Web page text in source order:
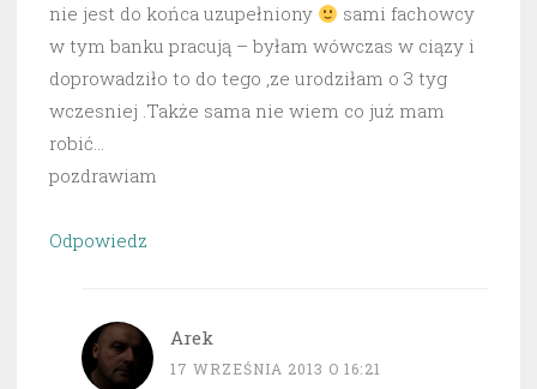
nie jest do końca uzupełniony
sami fachowcy
w tym banku pracują – byłam wówczas w ciązy i
doprowadziło to do tego ,ze urodziłam o 3 tyg
wczesniej .Także sama nie wiem co już mam
robić…
pozdrawiam
Odpowiedz
Arek
17 WRZEŚNIA 2013 O 16:21